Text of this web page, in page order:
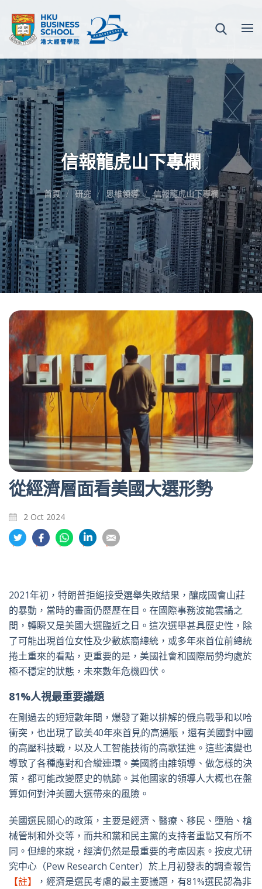
信報龍虎山下專欄
首頁 研究 思維領導 信報龍虎山下專欄
從經濟層面看美國大選形勢
2 Oct 2024
分
享
特
分
享
書
分
享
享
英
享
郵
2021年初，特朗普拒絕接受選舉失敗結果，釀成國會山莊
的暴動，當時的畫面仍歷歷在目。在國際事務波詭雲譎之
間，轉瞬又是美國大選臨近之日。這次選舉甚具歷史性，除
了可能出現首位女性及少數族裔總統，或多年來首位前總統
捲土重來的看點，更重要的是，美國社會和國際局勢均處於
極不穩定的狀態，未來數年危機四伏。
81%人視最重要議題
在剛過去的短短數年間，爆發了難以排解的俄烏戰爭和以哈
衝突，也出現了歐美40年來首見的高通脹，還有美國對中國
的高壓科技戰，以及人工智能技術的高歌猛進。這些演變也
導致了各種應對和合縱連環。美國將由誰領導、做怎樣的決
策，都可能改變歷史的軌跡。其他國家的領導人大概也在盤
算如何對沖美國大選帶來的風險。
美國選民關心的政策，主要是經濟、醫療、移民、墮胎、槍
械管制和外交等，而共和黨和民主黨的支持者重點又有所不
同。但總的來說，經濟仍然是最重要的考慮因素。按皮尤研
究中心（Pew Research Center）於上月初發表的調查報告
【註】
，經濟是選民考慮的最主要議題，有81%選民認為非